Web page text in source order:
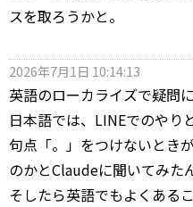
スを取ろうかと。
2026年7月1日 10:14:13
英語のローカライズで疑問
日本語では、LINEでのやり
句点「。」をつけないとき
のかとClaudeに聞いてみた
そしたら英語でもよくある